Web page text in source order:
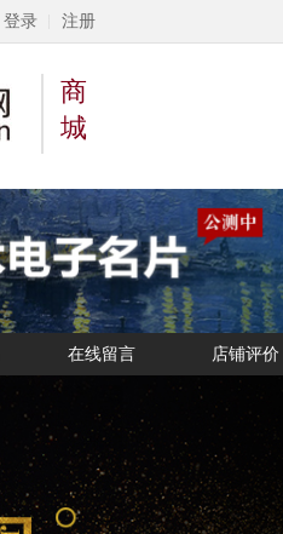
登录 注册
商
城
在线留言 店铺评价